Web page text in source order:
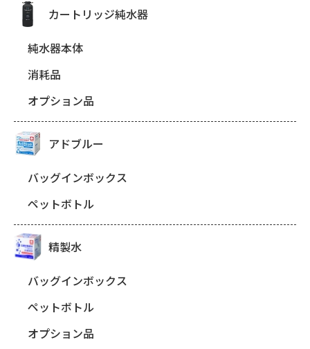
カートリッジ純水器
純水器本体
消耗品
オプション品
アドブルー
バッグインボックス
ペットボトル
精製水
バッグインボックス
ペットボトル
オプション品